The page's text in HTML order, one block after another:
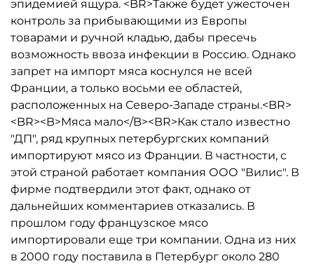
эпидемией ящура. <BR>Также будет ужесточен
контроль за прибывающими из Европы
товарами и ручной кладью, дабы пресечь
возможность ввоза инфекции в Россию. Однако
запрет на импорт мяса коснулся не всей
Франции, а только восьми ее областей,
расположенных на Северо-Западе страны.<BR>
<BR><B>Мяса мало</B><BR>Как стало известно
"ДП", ряд крупных петербургских компаний
импортируют мясо из Франции. В частности, с
этой страной работает компания ООО "Вилис". В
фирме подтвердили этот факт, однако от
дальнейших комментариев отказались. В
прошлом году французское мясо
импортировали еще три компании. Одна из них
в 2000 году поставила в Петербург около 280